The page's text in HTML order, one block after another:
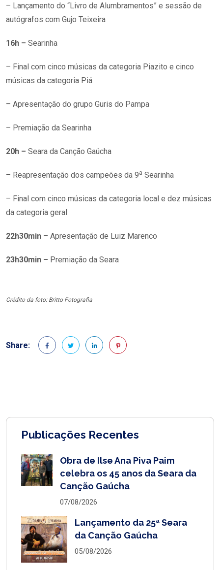
– Lançamento do “Livro de Alumbramentos” e sessão de
autógrafos com Gujo Teixeira
16h – Searinha
– Final com cinco músicas da categoria Piazito e cinco
músicas da categoria Piá
– Apresentação do grupo Guris do Pampa
– Premiação da Searinha
20h – Seara da Canção Gaúcha
– Reapresentação dos campeões da 9a Searinha
– Final com cinco músicas da categoria local e dez músicas
da categoria geral
22h30min – Apresentação de Luiz Marenco
23h30min – Premiação da Seara
Crédito da foto: Britto Fotografia
Share:
Publicações Recentes
Obra de Ilse Ana Piva Paim
celebra os 45 anos da Seara da
Canção Gaúcha
07/08/2026
Lançamento da 25ª Seara
da Canção Gaúcha
05/08/2026